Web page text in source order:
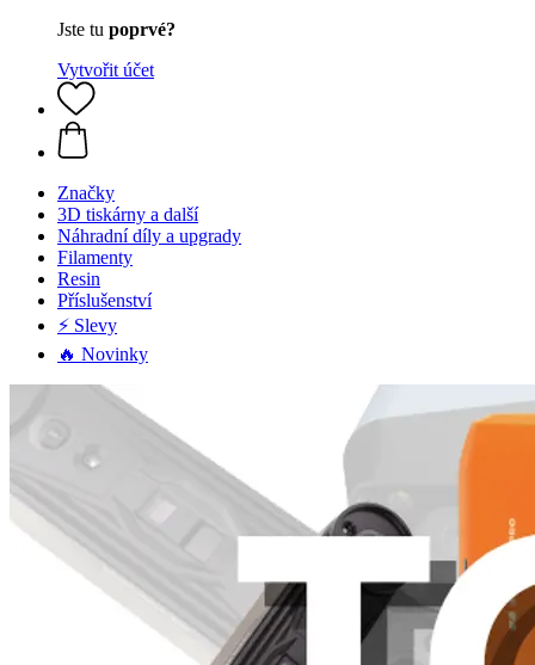
Jste tu poprvé?
Vytvořit účet
Značky
3D tiskárny a další
Náhradní díly a upgrady
Filamenty
Resin
Příslušenství
⚡ Slevy
🔥 Novinky